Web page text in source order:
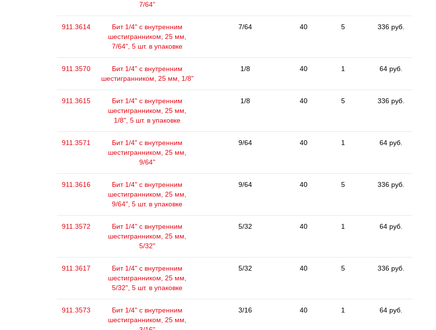
7/64"
911.3614
Бит 1/4" с внутренним
шестигранником, 25 мм,
7/64", 5 шт. в упаковке
7/64 40 5 336 руб.
911.3570
Бит 1/4" с внутренним
шестигранником, 25 мм, 1/8"
1/8 40 1 64 руб.
911.3615
Бит 1/4" с внутренним
шестигранником, 25 мм,
1/8", 5 шт. в упаковке
1/8 40 5 336 руб.
911.3571
Бит 1/4" с внутренним
шестигранником, 25 мм,
9/64"
9/64 40 1 64 руб.
911.3616
Бит 1/4" с внутренним
шестигранником, 25 мм,
9/64", 5 шт. в упаковке
9/64 40 5 336 руб.
911.3572
Бит 1/4" с внутренним
шестигранником, 25 мм,
5/32"
5/32 40 1 64 руб.
911.3617
Бит 1/4" с внутренним
шестигранником, 25 мм,
5/32", 5 шт. в упаковке
5/32 40 5 336 руб.
911.3573
Бит 1/4" с внутренним
шестигранником, 25 мм,
3/16 40 1 64 руб.